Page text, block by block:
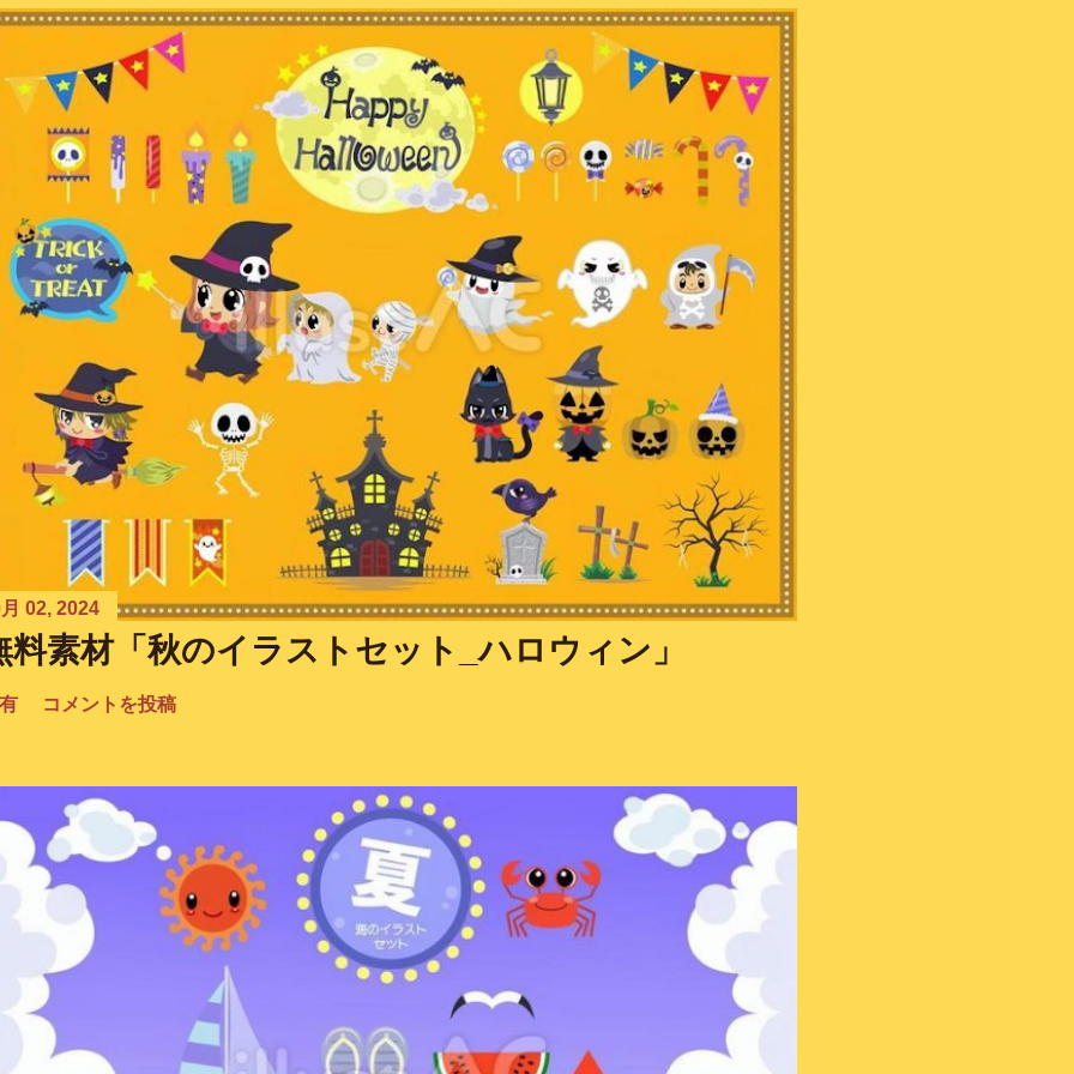
02, 2024
料素材「秋のイラストセット_ハロウィン」
コメントを投稿